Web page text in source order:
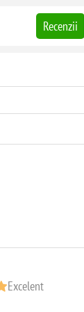
Recenzii
Excelent